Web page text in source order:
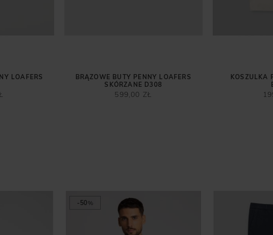
LOAFERS
BRĄZOWE BUTY PENNY LOAFERS
SKÓRZANE D308
599,00 ZŁ
KOSZULKA
-50%